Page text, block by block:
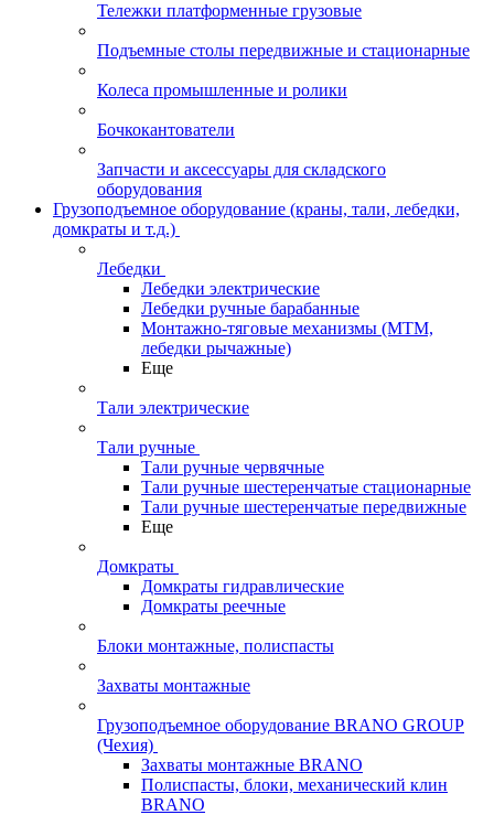
Тележки платформенные грузовые
Подъемные столы передвижные и стационарные
Колеса промышленные и ролики
Бочкокантователи
Запчасти и аксессуары для складского
оборудования
Грузоподъемное оборудование (краны, тали, лебедки,
домкраты и т.д.)
Лебедки
Лебедки электрические
Лебедки ручные барабанные
Монтажно-тяговые механизмы (МТМ,
лебедки рычажные)
Еще
Тали электрические
Тали ручные
Тали ручные червячные
Тали ручные шестеренчатые стационарные
Тали ручные шестеренчатые передвижные
Еще
Домкраты
Домкраты гидравлические
Домкраты реечные
Блоки монтажные, полиспасты
Захваты монтажные
Грузоподъемное оборудование BRANO GROUP
(Чехия)
Захваты монтажные BRANO
Полиспасты, блоки, механический клин
BRANO